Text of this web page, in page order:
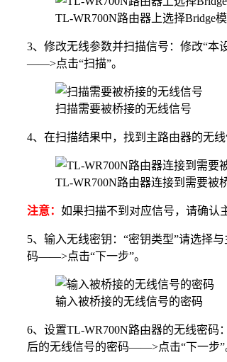
TL-WR700N路由器上选择Bridge
3、修改无线参数并扫描信号：修改“本
——>点击“扫描”。
扫描需要被桥接的无线信号
4、在扫描结果中，找到主路由器的无
TL-WR700N路由器连接到需要被
注意： 如果扫描不到对应信号，请确认
5、输入无线密钥：“密钥类型”请选择
码——>点击“下一步”。
输入被桥接的无线信号的密码
6、设置TL-WR700N路由器的无线密
后的无线信号的密码——>点击“下一步”